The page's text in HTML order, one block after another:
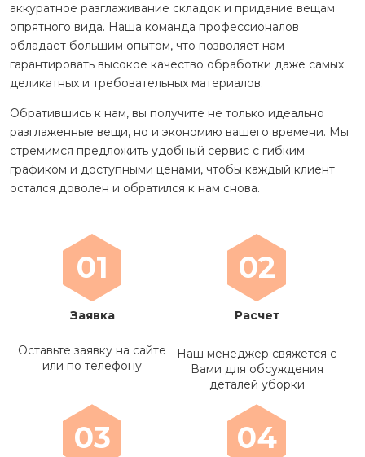
аккуратное разглаживание складок и придание вещам
опрятного вида. Наша команда профессионалов
обладает большим опытом, что позволяет нам
гарантировать высокое качество обработки даже самых
деликатных и требовательных материалов.
Обратившись к нам, вы получите не только идеально
разглаженные вещи, но и экономию вашего времени. Мы
стремимся предложить удобный сервис с гибким
графиком и доступными ценами, чтобы каждый клиент
остался доволен и обратился к нам снова.
01
Заявка
Оставьте заявку на сайте
или по телефону
02
Расчет
Наш менеджер свяжется с
Вами для обсуждения
деталей уборки
03 04